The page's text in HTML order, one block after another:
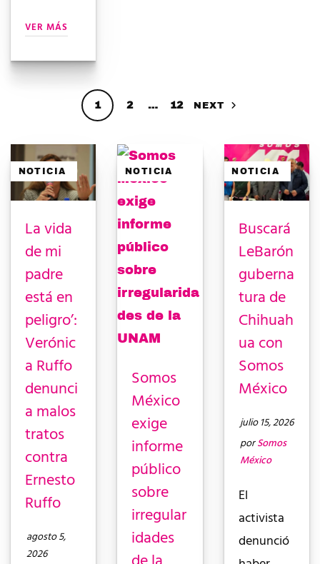
VER MÁS
1 2 … 12 NEXT
NOTICIA
La vida
de mi
padre
está en
peligro’:
Verónic
a Ruffo
denunci
a malos
tratos
contra
Ernesto
Ruffo
agosto 5,
2026
NOTICIA
Somos
México
exige
informe
público
sobre
irregular
idades
NOTICIA
Buscará
LeBarón
guberna
tura de
Chihuah
ua con
Somos
México
julio 15, 2026
porSomos
México
El
activista
denunció